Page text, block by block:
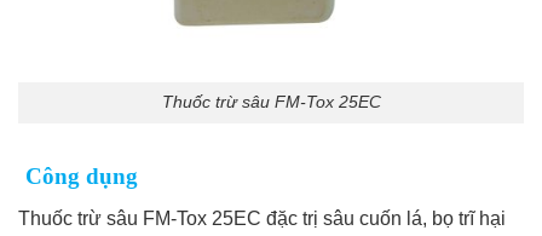
Thuốc trừ sâu FM-Tox 25EC
Công dụng
Thuốc trừ sâu FM-Tox 25EC đặc trị sâu cuốn lá, bọ trĩ hại